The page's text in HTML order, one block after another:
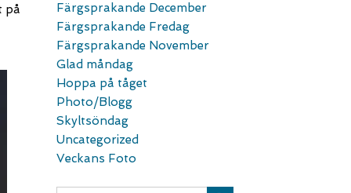
på
Färgsprakande December
Färgsprakande Fredag
Färgsprakande November
Glad måndag
Hoppa på tåget
Photo/Blogg
Skyltsöndag
Uncategorized
Veckans Foto